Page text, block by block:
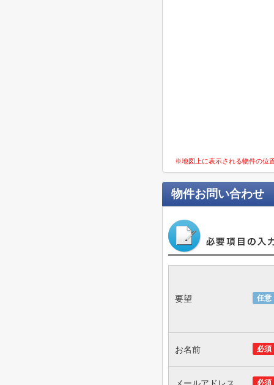
※地図上に表示される物件の位
物件お問い合わせ
任意
要望
必須
お名前
必須